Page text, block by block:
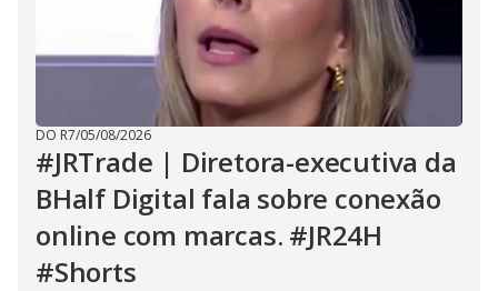
DO R7/05/08/2026
#JRTrade | Diretora-executiva da
BHalf Digital fala sobre conexão
online com marcas. #JR24H
#Shorts